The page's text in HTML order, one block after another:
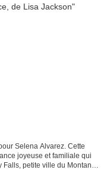
Selena Alvarez. Cette
joyeuse et familiale qui
petite ville du Montana